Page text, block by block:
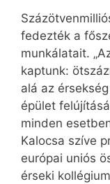
fedezték a
munkálatait.
kaptunk:
alá az
épület
minden
Kalocsa szíve
európai uniós
érseki